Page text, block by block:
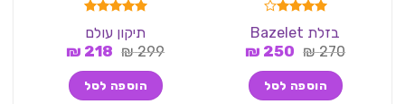
דורג
4.00
מתוך 5
בזלת Bazelet
270
₪ המחיר
היה:
270 ₪.
250
₪המחיר
הוא:
250 ₪.
הוספה לסל
מתוך 5
תיקון עולם
299
₪ המחיר
היה:
299 ₪.
218
₪המחיר
הוא:
218 ₪.
הוספה לסל